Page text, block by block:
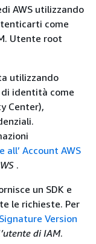
AWS utilizzando
come
Utente root
utilizzando
identità come
Center),
all’ Account AWS
.
un SDK e
le richieste. Per
Version
di IAM.